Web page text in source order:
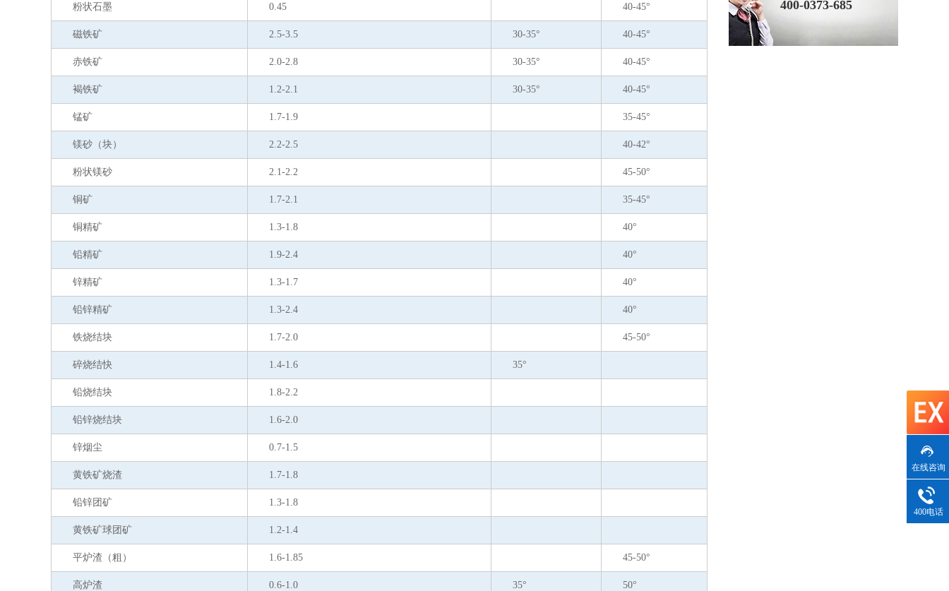
粉状石墨 0.45 40-45°
磁铁矿 2.5-3.5 30-35° 40-45°
赤铁矿 2.0-2.8 30-35° 40-45°
褐铁矿 1.2-2.1 30-35° 40-45°
锰矿 1.7-1.9 35-45°
镁砂（块） 2.2-2.5 40-42°
粉状镁砂 2.1-2.2 45-50°
铜矿 1.7-2.1 35-45°
铜精矿 1.3-1.8 40°
铅精矿 1.9-2.4 40°
锌精矿 1.3-1.7 40°
铅锌精矿 1.3-2.4 40°
铁烧结块 1.7-2.0 45-50°
碎烧结快 1.4-1.6 35°
铅烧结块 1.8-2.2
铅锌烧结块 1.6-2.0
锌烟尘 0.7-1.5
黄铁矿烧渣 1.7-1.8
铅锌团矿 1.3-1.8
黄铁矿球团矿 1.2-1.4
平炉渣（粗） 1.6-1.85 45-50°
高炉渣 0.6-1.0 35° 50°
400-0373-685
在线咨询
400电话